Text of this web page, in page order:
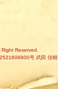
Reserved.
号 武田 佳樹